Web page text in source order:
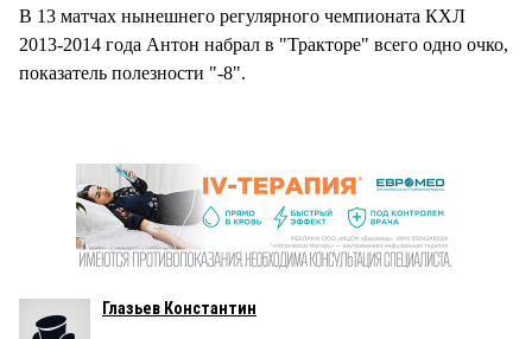
В 13 матчах нынешнего регулярного чемпионата КХЛ
2013-2014 года Антон набрал в "Тракторе" всего одно очко,
показатель полезности "-8".
Глазьев Константин